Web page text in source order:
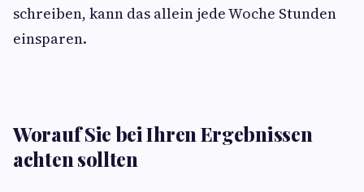
schreiben, kann das allein jede Woche Stunden
einsparen.
Worauf Sie bei Ihren Ergebnissen
achten sollten